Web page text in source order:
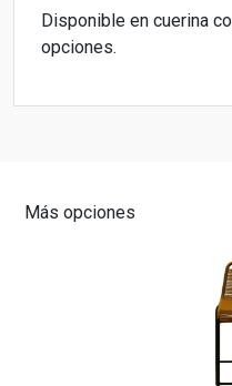
Disponible en cuerina
opciones.
Más opciones